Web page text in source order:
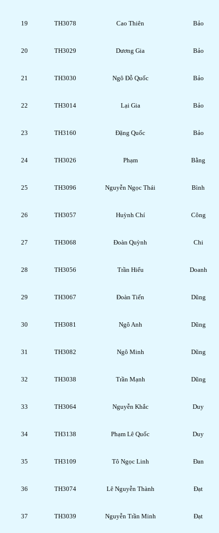
19 TH3078 Cao Thiên Bảo
20 TH3029 Dương Gia Bảo
21 TH3030 Ngô Đỗ Quốc Bảo
22 TH3014 Lại Gia Bảo
23 TH3160 Đặng Quốc Bảo
24 TH3026 Phạm Bằng
25 TH3096 Nguyễn Ngọc Thái Bình
26 TH3057 Huỳnh Chí Công
27 TH3068 Đoàn Quỳnh Chi
28 TH3056 Trần Hiểu Doanh
29 TH3067 Đoàn Tiến Dũng
30 TH3081 Ngô Anh Dũng
31 TH3082 Ngô Minh Dũng
32 TH3038 Trần Mạnh Dũng
33 TH3064 Nguyễn Khắc Duy
34 TH3138 Phạm Lê Quốc Duy
35 TH3109 Tô Ngọc Linh Đan
36 TH3074 Lê Nguyễn Thành Đạt
37 TH3039 Nguyễn Trần Minh Đạt